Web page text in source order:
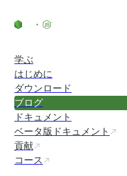
学ぶ
はじめに
ダウンロード
ブログ
ドキュメント
ベータ版ドキュメント
貢献
コース